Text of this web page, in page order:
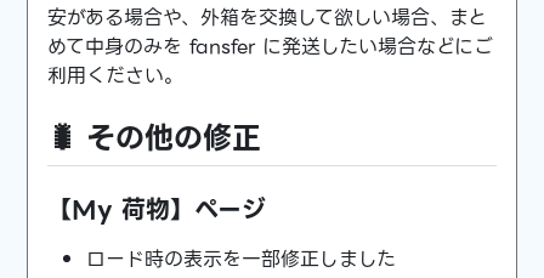
安がある場合や、外箱を交換して欲しい場合、まと
めて中身のみを fansfer に発送したい場合などにご
利用ください。
🐛 その他の修正
【My 荷物】ページ
ロード時の表示を一部修正しました